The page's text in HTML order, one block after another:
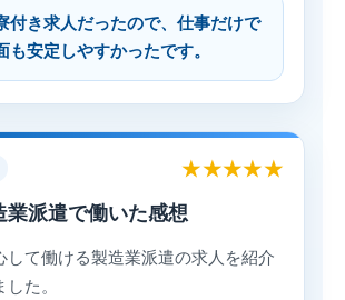
付き求人だったので、仕事だけで
も安定しやすかったです。
★★★★★
業派遣で働いた感想
して働ける製造業派遣の求人を紹介
た。